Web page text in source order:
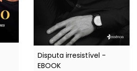
Disputa irresistível -
EBOOK